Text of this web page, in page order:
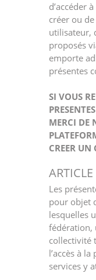
d’accéder
créer ou
utilisateur,
proposés
emporte
présentes
SI VOUS
MERCI DE
CREER UN
Les
pour objet
lesquelles
fédération,
collectivité
l’accès à
services y